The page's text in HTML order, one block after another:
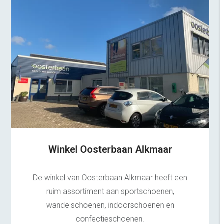
Winkel Oosterbaan Alkmaar
De winkel van Oosterbaan Alkmaar heeft een
ruim assortiment aan sportschoenen,
wandelschoenen, indoorschoenen en
confectieschoenen.